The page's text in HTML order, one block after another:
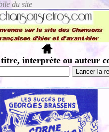
interprète ou auteur